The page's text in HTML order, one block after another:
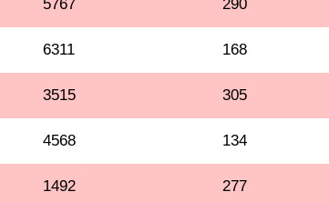
5767 290
6311 168
3515 305
4568 134
1492 277